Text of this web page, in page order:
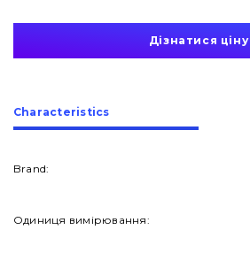
About Us
Contacts
Vacancies
Дізнатися ціну
Сharacteristics
Brand:
Одиниця вимірювання: